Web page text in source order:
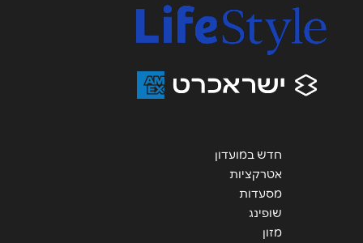
אנא חזרו אלי בקשר ל...
חדש במועדון
אטרקציות
מסעדות
שופינג
מזון